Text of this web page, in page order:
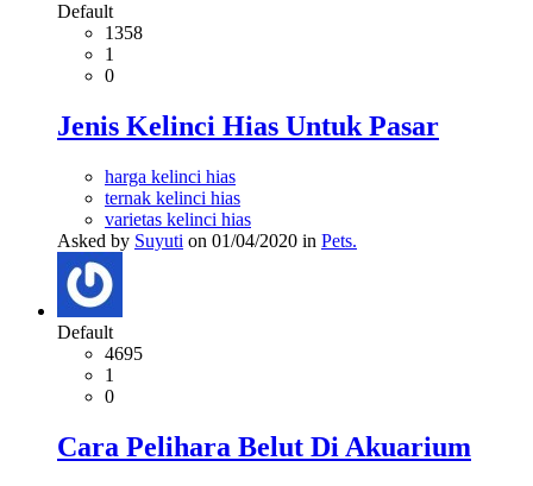
Default
1358
1
0
Jenis Kelinci Hias Untuk Pasar
harga kelinci hias
ternak kelinci hias
varietas kelinci hias
Asked by Suyuti on 01/04/2020 in Pets.
Default
4695
1
0
Cara Pelihara Belut Di Akuarium